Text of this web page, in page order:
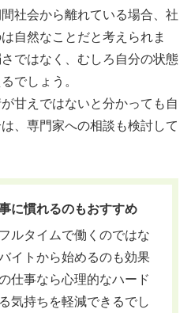
社会から離れている場合、社
自然なことだと考えられま
ではなく、むしろ自分の状態
でしょう。
甘えではないと分かっても自
、専門家への相談も検討して
に慣れるのもおすすめ
ルタイムで働くのではな
イトから始めるのも効果
仕事なら心理的なハード
気持ちを軽減できるでし